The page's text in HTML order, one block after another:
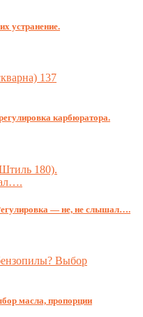
устранение.
карбюратора.
— не, не слышал….
масла, пропорции